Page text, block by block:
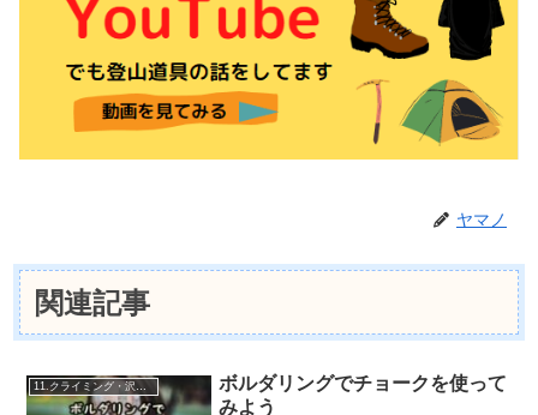
ヤマノ
関連記事
ボルダリングでチョークを使って
みよう